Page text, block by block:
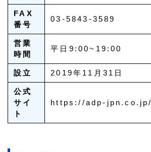
FAX
番号
03-5843-3589
営業
時間
平日9:00~19:00
設立 2019年11月31日
公式
サイ
ト
https://adp-jpn.co.jp/